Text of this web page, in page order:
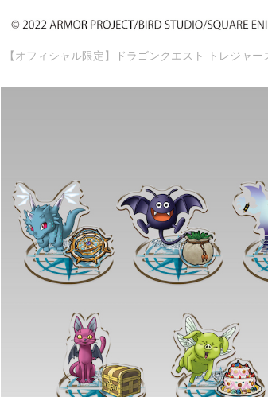
【オフィシャル限定】ドラゴンクエスト トレジャ